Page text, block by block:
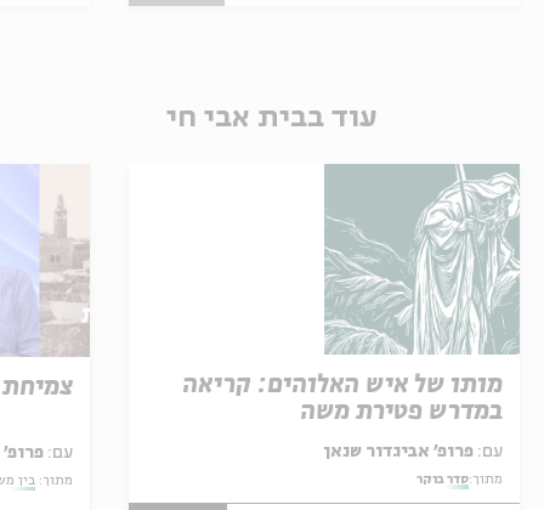
עוד בבית אבי חי
מותו של איש האלוהים: קריאה
במדרש פטירת משה
עם:
מתוך:סדר בוקר
צמיחת
עם:
מתוך: בין